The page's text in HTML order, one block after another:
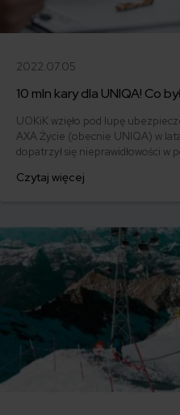
2022.07.05
10 mln kary dla UNIQA! Co
UOKiK wzięło pod lupę
AXA Życie (obecnie UNIQA) w
dopatrzył się nieprawidłowości w
Czytaj więcej